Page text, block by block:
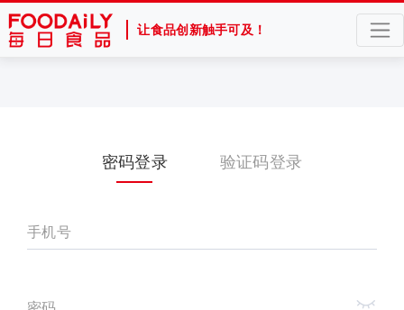
让食品创新触手可及！
密码登录 验证码登录
手机号